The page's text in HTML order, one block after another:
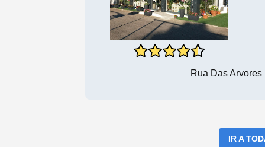
Rua Das
IR A